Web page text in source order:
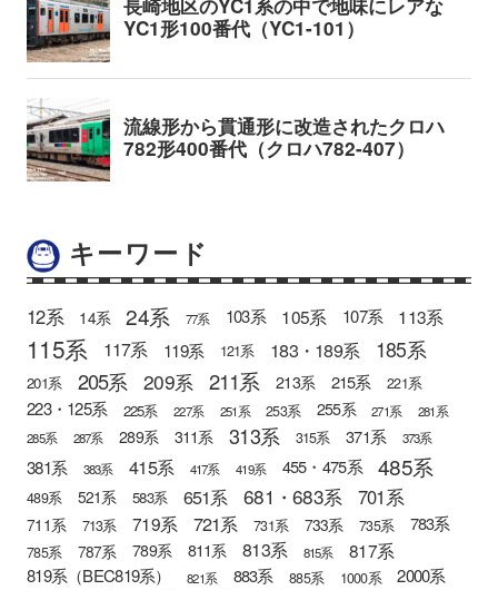
キーワード
12系 14系 24系 77系 103系 105系 107系 113系
115系 117系 119系 121系 183・189系 185系
201系 205系 209系 211系 213系 215系 221系
223・125系 225系 227系 251系 253系 255系 271系
281系
285系
287系 289系 311系 313系 315系 371系 373系
381系 383系 415系 417系 419系 455・475系 485系
489系 521系 583系 651系 681・683系 701系
711系 713系 719系 721系 731系 733系 735系 783系
785系 787系 789系 811系 813系 815系 817系
819系（BEC819系） 821系 883系 885系 1000系 2000系